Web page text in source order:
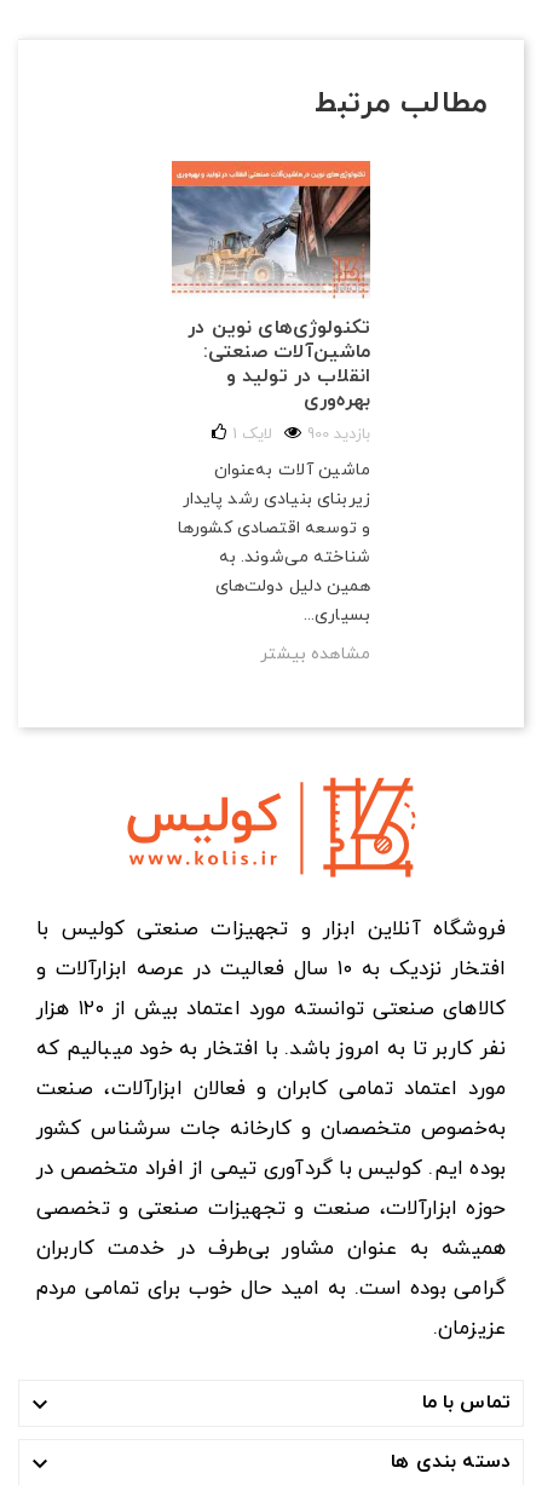
مطالب مرتبط
تکنولوژی‌های نوین در
ماشین‌آلات صنعتی:
انقلاب در تولید و
بهره‌وری
900 بازدید 1 لایک
ماشین آلات به‌عنوان
زیربنای بنیادی رشد پایدار
و توسعه اقتصادی کشورها
شناخته می‌شوند. به
همین دلیل دولت‌های
بسیاری...
مشاهده بیشتر
فروشگاه آنلاین ابزار و تجهیزات صنعتی کولیس با
افتخار نزدیک به ۱۰ سال فعالیت در عرصه ابزارآلات و
کالاهای صنعتی توانسته مورد اعتماد بیش از ۱۲۰ هزار
نفر کاربر تا به امروز باشد. با افتخار به خود میبالیم که
مورد اعتماد تمامی کابران و فعالان ابزارآلات، صنعت
به‌خصوص متخصصان و کارخانه جات سرشناس کشور
بوده ایم. کولیس با گردآوری تیمی از افراد متخصص در
حوزه ابزارآلات، صنعت و تجهیزات صنعتی و تخصصی
همیشه به عنوان مشاور بی‌طرف در خدمت کاربران
گرامی بوده است. به امید حال خوب برای تمامی مردم
عزیزمان.
تماس با ما 
دسته بندی ها 